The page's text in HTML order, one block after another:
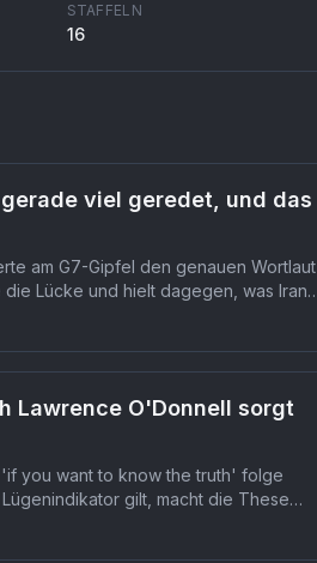
STAFFELN
16
viel geredet, und das
am G7-Gipfel den genauen Wortlaut
Lücke und hielt dagegen, was Iran
Lawrence O'Donnell sorgt
you want to know the truth' folge
gilt, macht die These